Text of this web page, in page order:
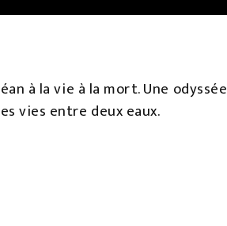
à la vie à la mort. Une odyssée
vies entre deux eaux.